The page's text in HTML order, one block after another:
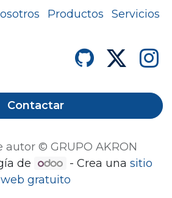
Productos Servicios
Contactar
autor © GRUPO AKRON
de
- Crea una sitio
web gratuito